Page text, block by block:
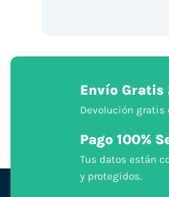
Envío
Devolución gratis
Pago 100%
Tus datos están
y protegidos.